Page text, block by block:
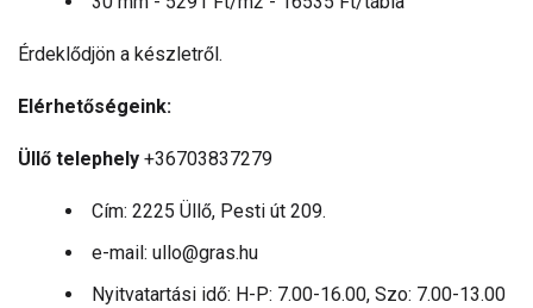
Érdeklődjön a készletről.
Elérhetőségeink:
Üllő telephely +36703837279
Cím: 2225 Üllő, Pesti út 209.
e-mail: ullo@gras.hu
Nyitvatartási idő: H-P: 7.00-16.00, Szo: 7.00-13.00